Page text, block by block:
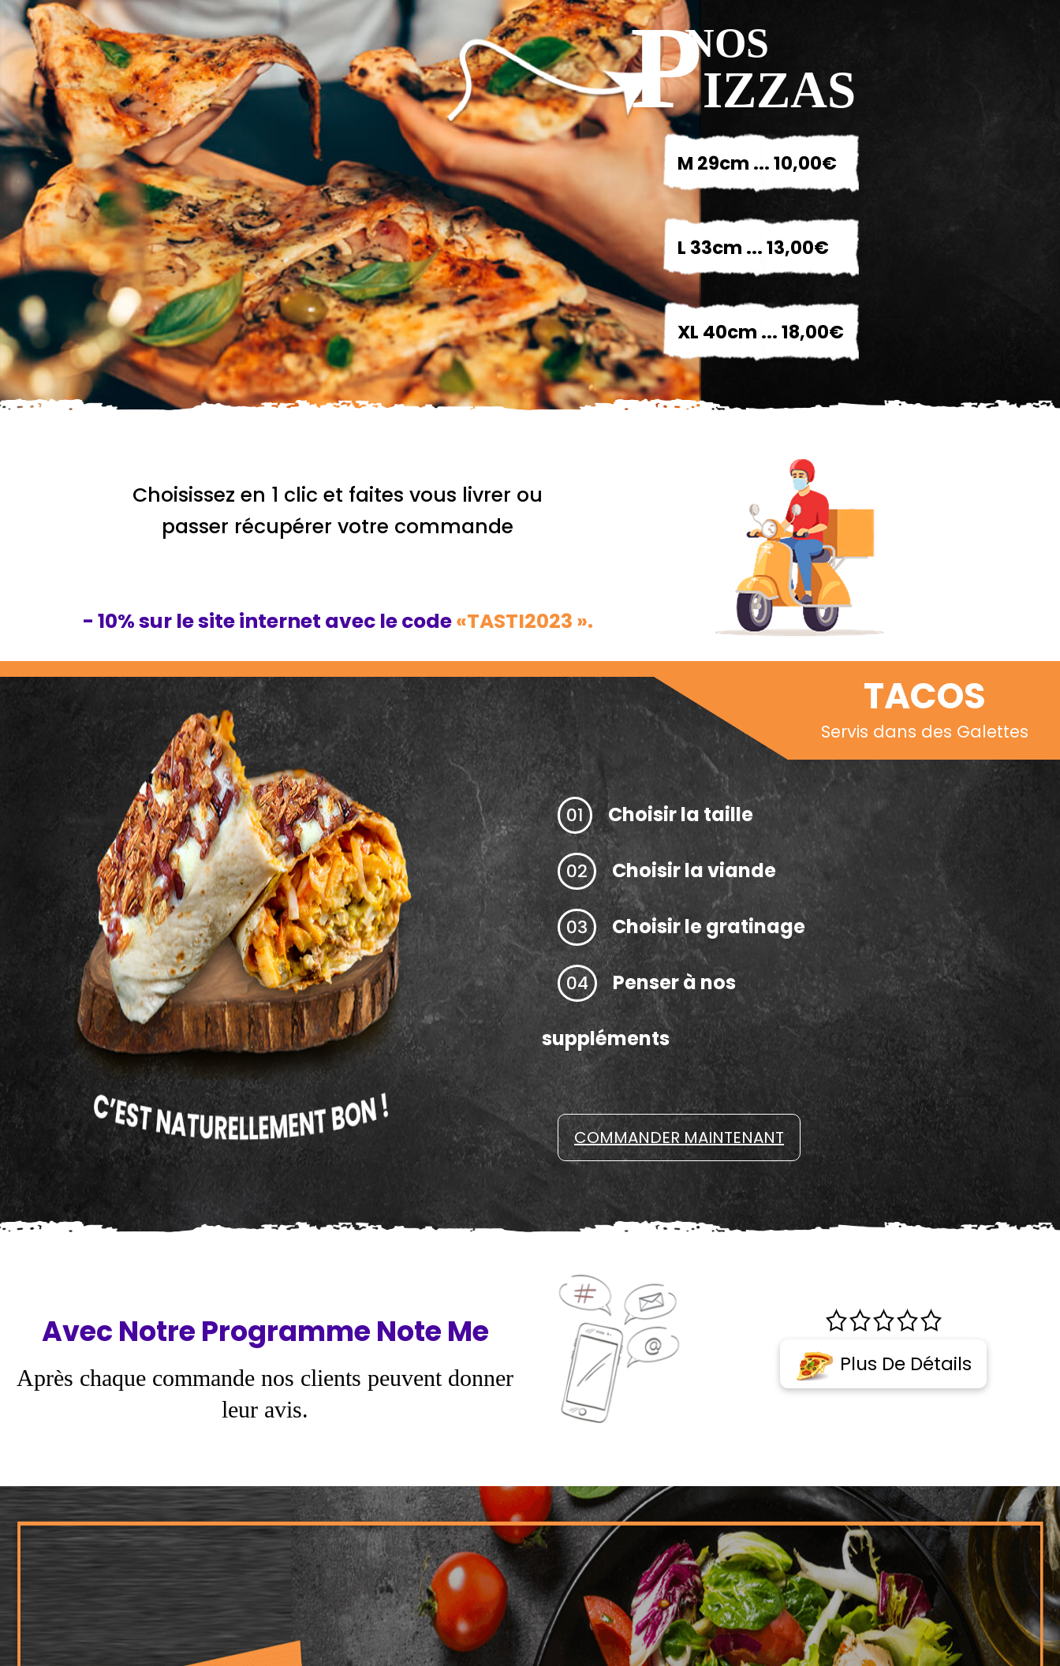
NOS
PIZZAS
M 29cm ... 10,00€
L 33cm ... 13,00€
XL 40cm ... 18,00€
Choisissez en 1 clic et faites vous livrer ou
passer récupérer votre commande
- 10% sur le site internet avec le code«TASTI2023 ».
TACOS
Servis dans des Galettes
01 Choisir la taille
02 Choisir la viande
03 Choisir le gratinage
04 Penser à nos
suppléments
COMMANDER MAINTENANT
Avec Notre Programme Note Me
Après chaque commande nos clients peuvent donner
leur avis.
Plus De Détails